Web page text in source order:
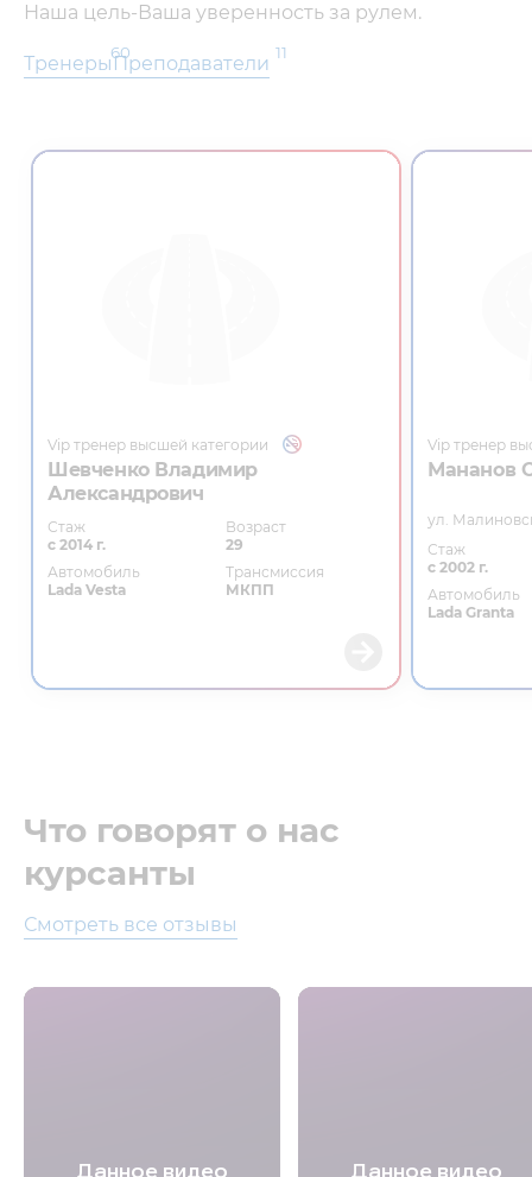
Наша цель-Ваша уверенность за рулем.
Тренеры60
Преподаватели 11
Vip тренер высшей категории
Шевченко Владимир
Александрович
Стаж
с 2014 г.
Возраст
29
Автомобиль
Lada Vesta
Трансмиссия
МКПП
Vip тренер
Мананов
ул.
Стаж
с 2002 г.
Автомобиль
Lada Granta
Что говорят о нас
курсанты
Смотреть все отзывы